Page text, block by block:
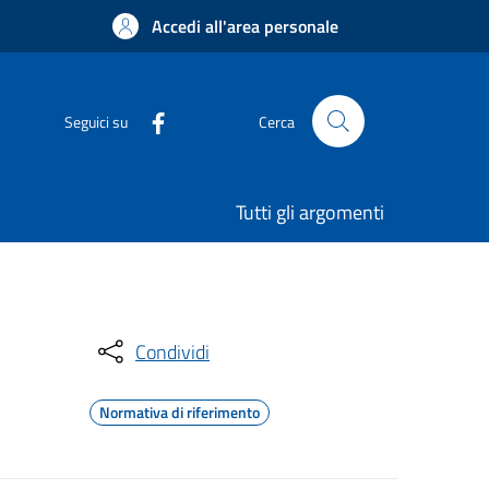
Accedi all'area personale
Seguici su Cerca
Tutti gli argomenti
Condividi
Normativa di riferimento